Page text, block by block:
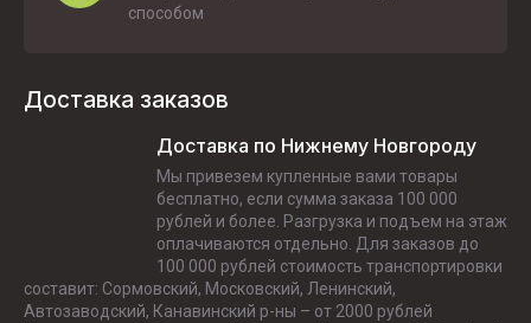
способом
Доставка заказов
Доставка по Нижнему Новгороду
Мы привезем купленные вами товары
бесплатно, если сумма заказа 100 000
рублей и более. Разгрузка и подъем на этаж
оплачиваются отдельно. Для заказов до
100 000 рублей стоимость транспортировки
составит: Сормовский, Московский, Ленинский,
Автозаводский, Канавинский р-ны – от 2000 рублей